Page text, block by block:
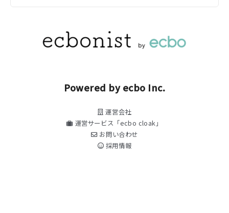
Powered by ecbo Inc.
運営会社
運営サービス「ecbo cloak」
お問い合わせ
採用情報